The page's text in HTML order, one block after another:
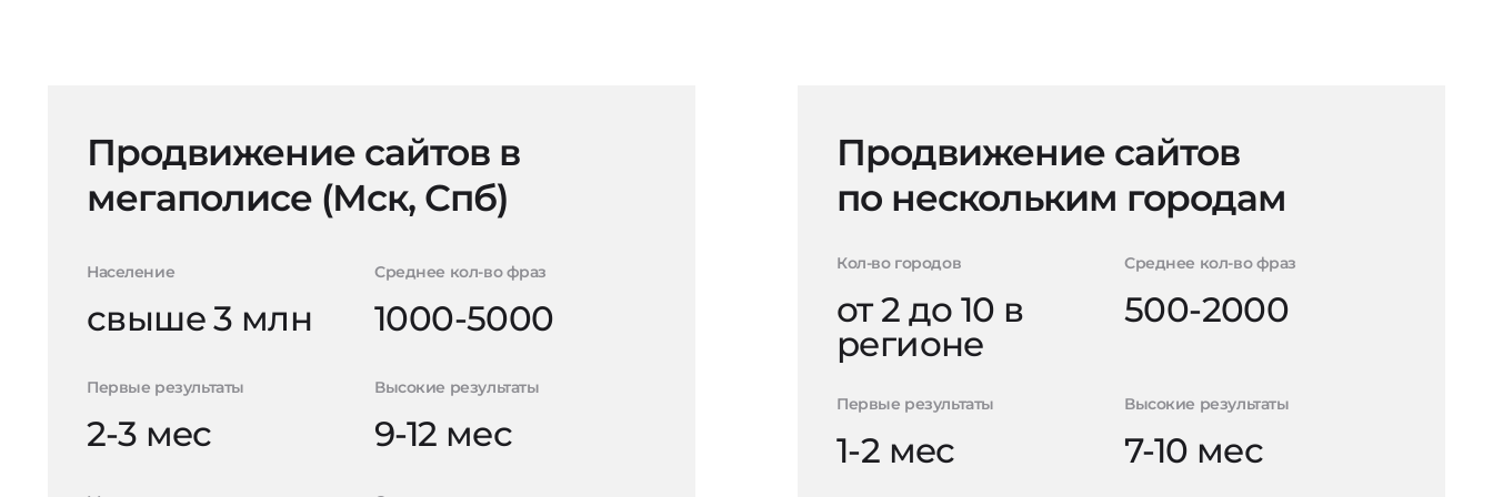
Продвижение сайтов в
мегаполисе (Мск, Спб)
Население
свыше 3 млн
Среднее кол-во фраз
1000-5000
Первые результаты
2-3 мес
Высокие результаты
9-12 мес
Продвижение сайтов
по нескольким городам
Кол-во городов
от 2 до 10 в
регионе
Среднее кол-во фраз
500-2000
Первые результаты
1-2 мес
Высокие результаты
7-10 мес